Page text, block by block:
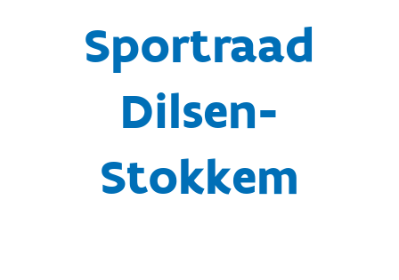
Sportraad
Dilsen-
Stokkem